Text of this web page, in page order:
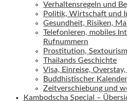
Verhaltensregeln und
Politik, Wirtschaft und
Gesundheit, Risiken,
Telefonieren, mobiles
Rufnummern
Prostitution,
Thailands Geschichte
Visa, Einreise,
Buddhistischer
Zeitverschiebung und
Kambodscha Special –